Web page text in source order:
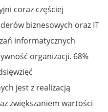
coraz częściej
biznesowych oraz IT
informatycznych
organizacji. 68%
jest z realizacją
zwiększaniem wartości